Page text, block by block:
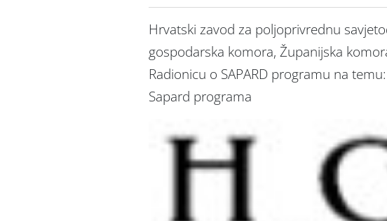
Hrvatski zavod za poljoprivrednu
gospodarska komora, Županijska
Radionicu o SAPARD programu na
Sapard programa